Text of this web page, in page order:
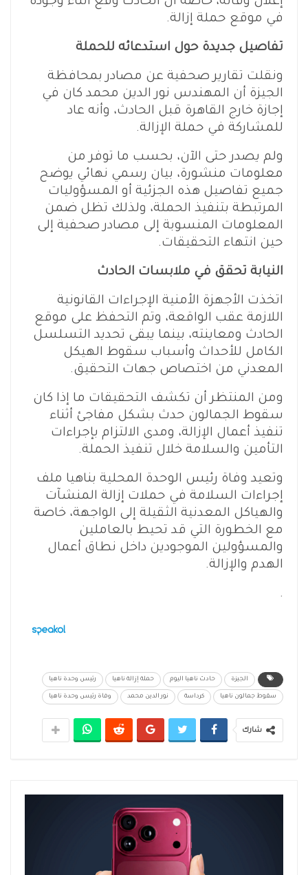
في موقع حملة إزالة.
تفاصيل جديدة حول استدعائه للحملة
ونقلت تقارير صحفية عن مصادر بمحافظة
الجيزة أن المهندس نور الدين محمد كان في
إجازة خارج القاهرة قبل الحادث، وأنه عاد
للمشاركة في حملة الإزالة.
ولم يصدر حتى الآن، بحسب ما توفر من
معلومات منشورة، بيان رسمي نهائي يوضح
جميع تفاصيل هذه الجزئية أو المسؤوليات
المرتبطة بتنفيذ الحملة، ولذلك تظل ضمن
المعلومات المنسوبة إلى مصادر صحفية إلى
حين انتهاء التحقيقات.
النيابة تحقق في ملابسات الحادث
اتخذت الأجهزة الأمنية الإجراءات القانونية
اللازمة عقب الواقعة، وتم التحفظ على موقع
الحادث ومعاينته، بينما يبقى تحديد التسلسل
الكامل للأحداث وأسباب سقوط الهيكل
المعدني من اختصاص جهات التحقيق.
ومن المنتظر أن تكشف التحقيقات ما إذا كان
سقوط الجمالون حدث بشكل مفاجئ أثناء
تنفيذ أعمال الإزالة، ومدى الالتزام بإجراءات
التأمين والسلامة خلال تنفيذ الحملة.
وتعيد وفاة رئيس الوحدة المحلية بناهيا ملف
إجراءات السلامة في حملات إزالة المنشآت
والهياكل المعدنية الثقيلة إلى الواجهة، خاصة
مع الخطورة التي قد تحيط بالعاملين
والمسؤولين الموجودين داخل نطاق أعمال
الهدم والإزالة.
.
الجيزة حادث ناهيا اليوم حملة إزالة ناهيا رئيس وحدة ناهيا
سقوط جمالون ناهيا كرداسة نور الدين محمد وفاة رئيس وحدة ناهيا
شارك